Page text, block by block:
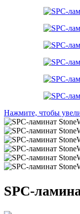
Нажмите, чтобы
SPC-